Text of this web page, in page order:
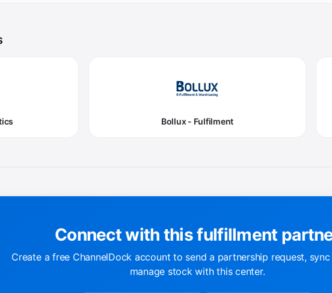
Bollux - Fulfilment
Connect with this fulfillment
Create a free ChannelDock account to send a partnership request,
manage stock with this center.